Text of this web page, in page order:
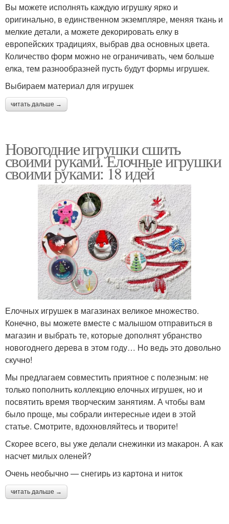
Вы можете исполнять каждую игрушку ярко и
оригинально, в единственном экземпляре, меняя ткань и
мелкие детали, а можете декорировать елку в
европейских традициях, выбрав два основных цвета.
Количество форм можно не ограничивать, чем больше
елка, тем разнообразней пусть будут формы игрушек.
Выбираем материал для игрушек
читать дальше →
Новогодние игрушки сшить
своими руками. Елочные игрушки
своими руками: 18 идей
Елочных игрушек в магазинах великое множество.
Конечно, вы можете вместе с малышом отправиться в
магазин и выбрать те, которые дополнят убранство
новогоднего дерева в этом году… Но ведь это довольно
скучно!
Мы предлагаем совместить приятное с полезным: не
только пополнить коллекцию елочных игрушек, но и
посвятить время творческим занятиям. А чтобы вам
было проще, мы собрали интересные идеи в этой
статье. Смотрите, вдохновляйтесь и творите!
Скорее всего, вы уже делали снежинки из макарон. А как
насчет милых оленей?
Очень необычно — снегирь из картона и ниток
читать дальше →